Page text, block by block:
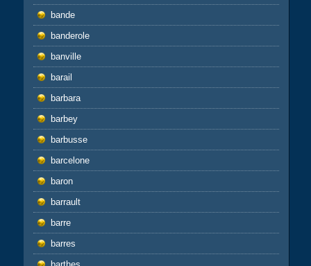
bande
banderole
banville
barail
barbara
barbey
barbusse
barcelone
baron
barrault
barre
barres